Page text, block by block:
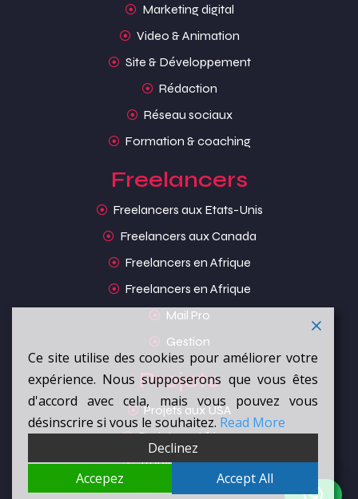
Marketing digital
Video & Animation
Site & Développement
Rédaction
Réseau sociaux
Formation & coaching
Freelancers
Freelancers aux Etats-Unis
Freelancers aux Canada
Freelancers en Afrique
Freelancers en Afrique
Mail Pro
Gestion
Projets
Projets aux USA
Projets en Afrique
Trouvez un projet
Ce site utilise des cookies pour améliorer votre
expérience. Nous supposerons que vous êtes
d'accord avec cela, mais vous pouvez vous
désinscrire si vous le souhaitez. Read More
Declinez
Accepez
Accept All